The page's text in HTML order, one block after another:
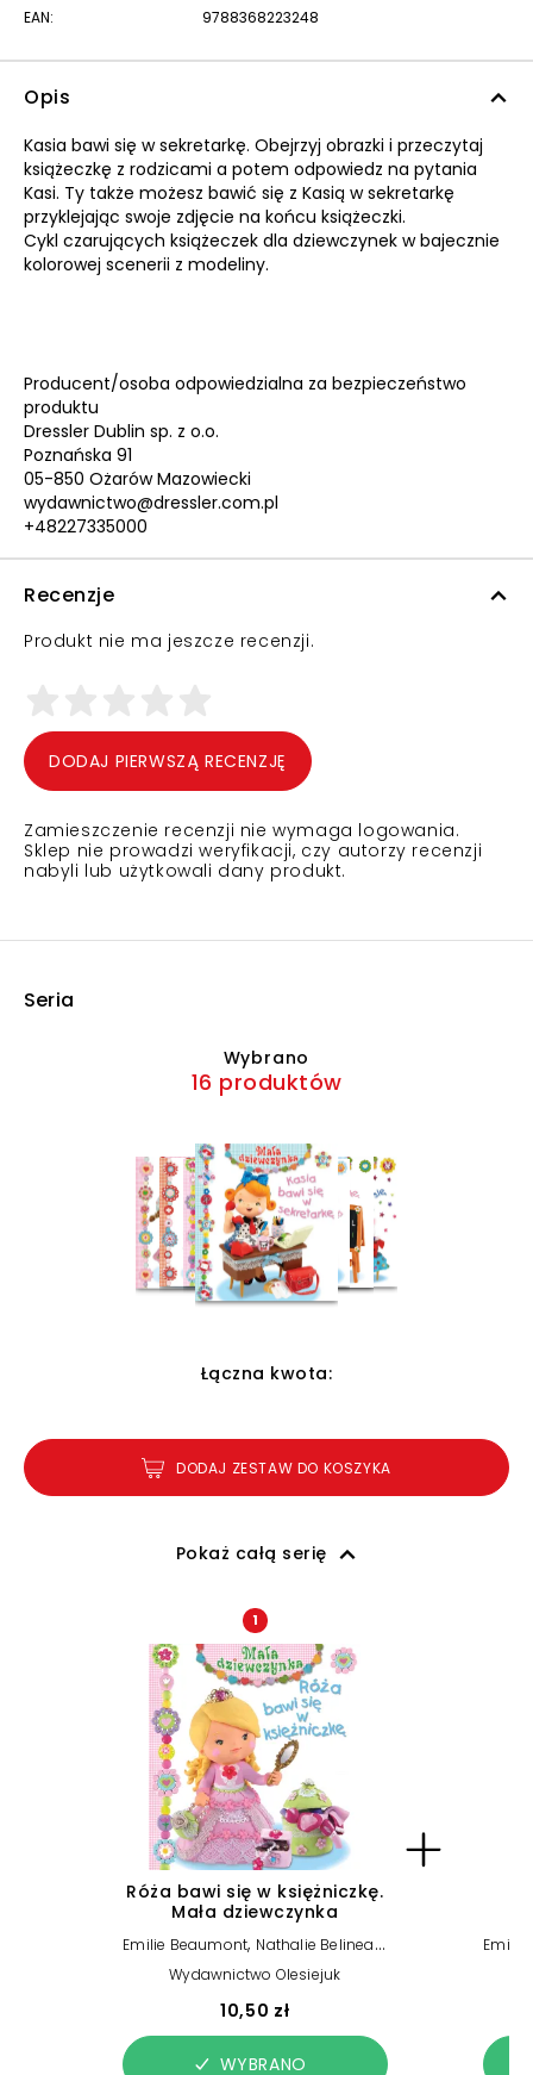
EAN: 9788368223248
Opis
Kasia bawi się w sekretarkę. Obejrzyj obrazki i przeczytaj
książeczkę z rodzicami a potem odpowiedz na pytania
Kasi. Ty także możesz bawić się z Kasią w sekretarkę
przyklejając swoje zdjęcie na końcu książeczki.
Cykl czarujących książeczek dla dziewczynek w bajecznie
kolorowej scenerii z modeliny.
Producent/osoba odpowiedzialna za bezpieczeństwo
produktu
Dressler Dublin sp. z o.o.
Poznańska 91
05-850 Ożarów Mazowiecki
wydawnictwo@dressler.com.pl
+48227335000
Recenzje
Produkt nie ma jeszcze recenzji.
DODAJ PIERWSZĄ RECENZJĘ
Zamieszczenie recenzji nie wymaga logowania.
Sklep nie prowadzi weryfikacji, czy autorzy recenzji
nabyli lub użytkowali dany produkt.
Seria
Wybrano
16 produktów
Łączna kwota:
DODAJ ZESTAW DO KOSZYKA
Pokaż całą serię
1
Róża bawi się w księżniczkę.
Mała dziewczynka
Emilie Beaumont, Nathalie Belineau,
Christelle Mekdjian
Wydawnictwo Olesiejuk
10,50 zł
WYBRANO
Emilie